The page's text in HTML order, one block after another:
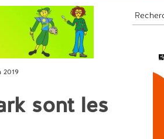
2019
sont les